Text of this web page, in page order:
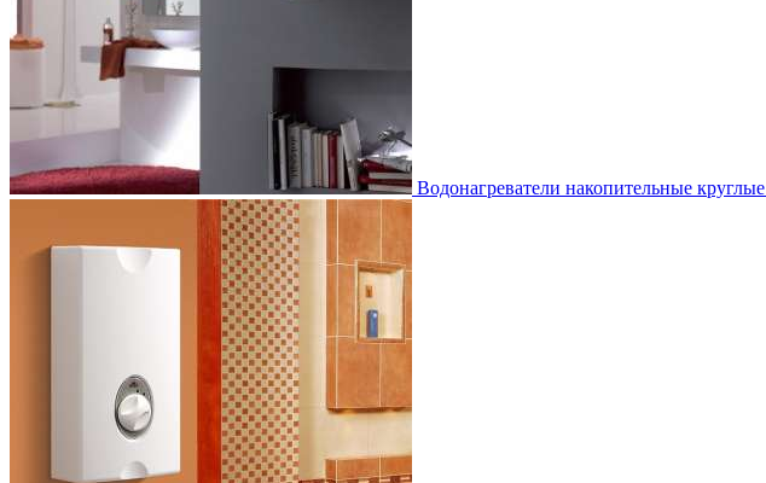
Водонагреватели накопительные круглые